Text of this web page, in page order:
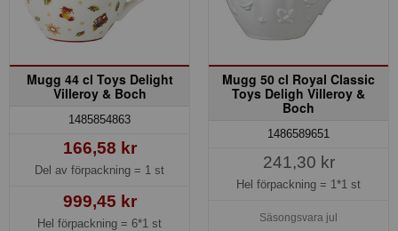
Mugg 44 cl Toys Delight
Villeroy & Boch
1485854863
166,58 kr
Del av förpackning = 1 st
999,45 kr
Hel förpackning = 6*1 st
Mugg 50 cl Royal Classic
Toys Deligh Villeroy &
Boch
1486589651
241,30 kr
Hel förpackning = 1*1 st
Säsongsvara jul